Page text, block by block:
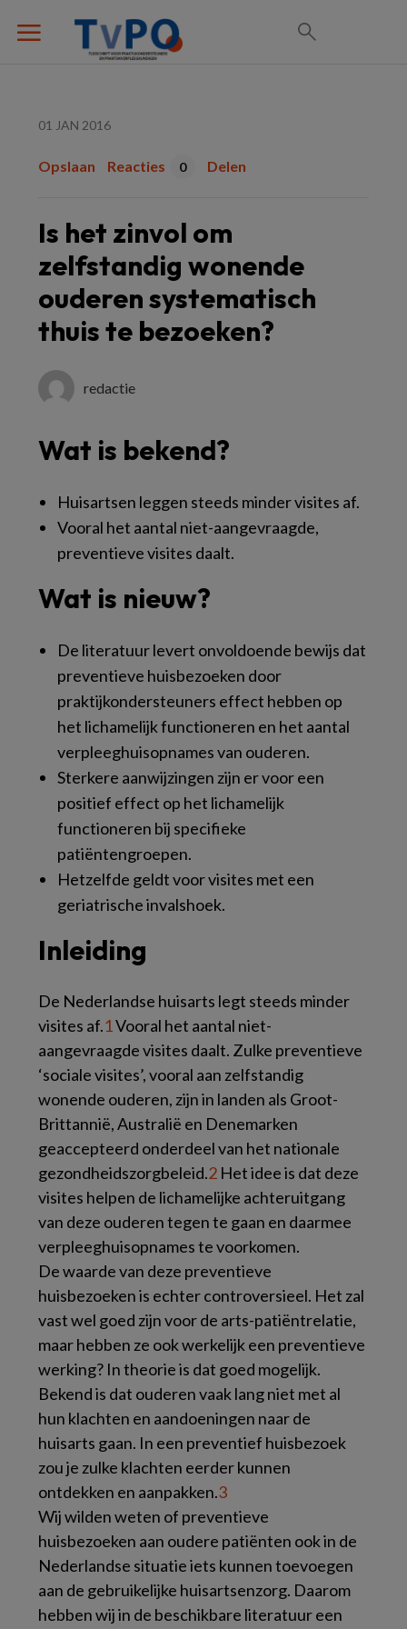
01 JAN 2016
Opslaan Reacties 0 Delen
Is het zinvol om
zelfstandig wonende
ouderen systematisch
thuis te bezoeken?
redactie
Wat is bekend?
Huisartsen leggen steeds minder visites af.
Vooral het aantal niet-aangevraagde,
preventieve visites daalt.
Wat is nieuw?
De literatuur levert onvoldoende bewijs dat
preventieve huisbezoeken door
praktijkondersteuners effect hebben op
het lichamelijk functioneren en het aantal
verpleeghuisopnames van ouderen.
Sterkere aanwijzingen zijn er voor een
positief effect op het lichamelijk
functioneren bij specifieke
patiëntengroepen.
Hetzelfde geldt voor visites met een
geriatrische invalshoek.
Inleiding
De Nederlandse huisarts legt steeds minder
visites af.1 Vooral het aantal niet-
aangevraagde visites daalt. Zulke preventieve
‘sociale visites’, vooral aan zelfstandig
wonende ouderen, zijn in landen als Groot-
Brittannië, Australië en Denemarken
geaccepteerd onderdeel van het nationale
gezondheidszorgbeleid.2 Het idee is dat deze
visites helpen de lichamelijke achteruitgang
van deze ouderen tegen te gaan en daarmee
verpleeghuisopnames te voorkomen.
De waarde van deze preventieve
huisbezoeken is echter controversieel. Het zal
vast wel goed zijn voor de arts-patiëntrelatie,
maar hebben ze ook werkelijk een preventieve
werking? In theorie is dat goed mogelijk.
Bekend is dat ouderen vaak lang niet met al
hun klachten en aandoeningen naar de
huisarts gaan. In een preventief huisbezoek
zou je zulke klachten eerder kunnen
ontdekken en aanpakken.3
Wij wilden weten of preventieve
huisbezoeken aan oudere patiënten ook in de
Nederlandse situatie iets kunnen toevoegen
aan de gebruikelijke huisartsenzorg. Daarom
hebben wij in de beschikbare literatuur een